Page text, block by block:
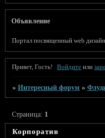
Объявление
Портал посвященный web
Привет, Гость! Войдите или
»Интересный форум »
Корпоратив
Страница: 1